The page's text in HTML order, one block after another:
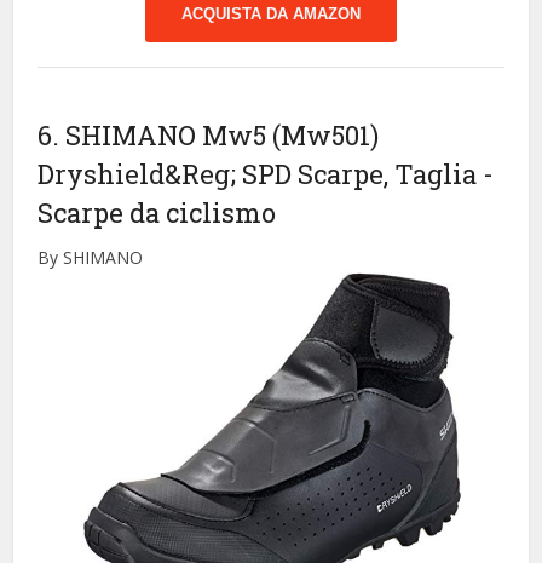
ACQUISTA DA AMAZON
6. SHIMANO Mw5 (Mw501)
Dryshield&Reg; SPD Scarpe, Taglia -
Scarpe da ciclismo
By SHIMANO